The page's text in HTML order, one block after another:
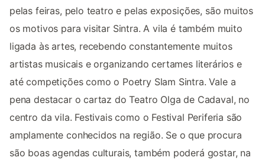
pelas feiras, pelo teatro e pelas exposições, são muitos
os motivos para visitar Sintra. A vila é também muito
ligada às artes, recebendo constantemente muitos
artistas musicais e organizando certames literários e
até competições como o Poetry Slam Sintra. Vale a
pena destacar o cartaz do Teatro Olga de Cadaval, no
centro da vila. Festivais como o Festival Periferia são
amplamente conhecidos na região. Se o que procura
são boas agendas culturais, também poderá gostar, na